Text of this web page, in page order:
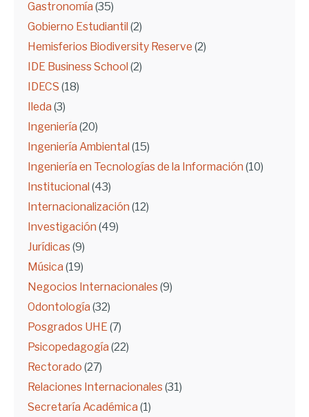
Gastronomía (35)
Gobierno Estudiantil (2)
Hemisferios Biodiversity Reserve (2)
IDE Business School (2)
IDECS (18)
Ileda (3)
Ingeniería (20)
Ingeniería Ambiental (15)
Ingeniería en Tecnologías de la Información (10)
Institucional (43)
Internacionalización (12)
Investigación (49)
Jurídicas (9)
Música (19)
Negocios Internacionales (9)
Odontología (32)
Posgrados UHE(7)
Psicopedagogía (22)
Rectorado (27)
Relaciones Internacionales (31)
Secretaría Académica (1)